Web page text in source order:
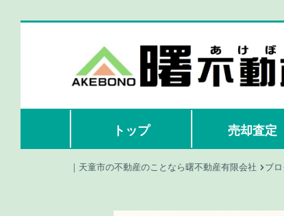
トップ 売却査定
｜天童市の不動産のことなら曙不動産有限会社 ブ